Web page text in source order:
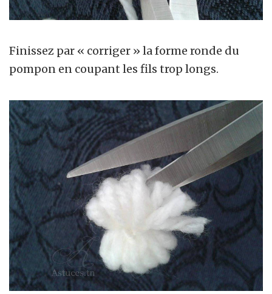
Finissez par « corriger » la forme ronde du
pompon en coupant les fils trop longs.